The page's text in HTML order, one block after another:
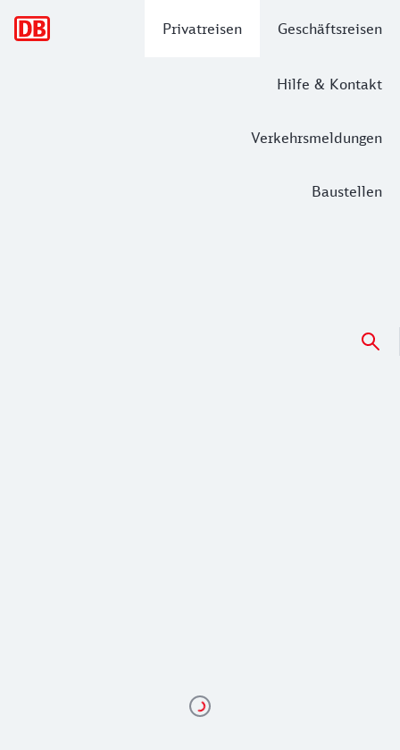
Privatreisen Geschäftsreisen
Hilfe & Kontakt
Verkehrsmeldungen
Baustellen